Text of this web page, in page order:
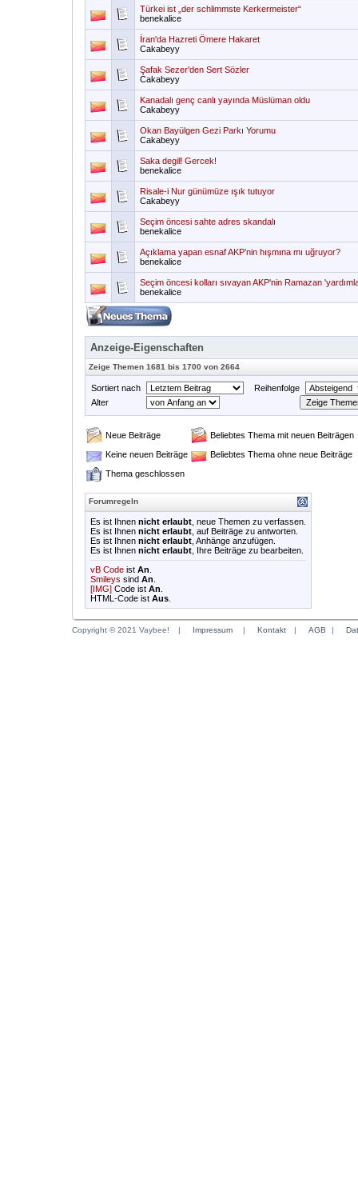
Türkei ist „der schlimmste Kerkermeister“
benekalice
İran'da Hazreti Ömere Hakaret
Cakabeyy
Şafak Sezer'den Sert Sözler
Cakabeyy
Kanadalı genç canlı yayında Müslüman oldu
Cakabeyy
Okan Bayülgen Gezi Parkı Yorumu
Cakabeyy
Saka degil! Gercek!
benekalice
Risale-i Nur günümüze ışık tutuyor
Cakabeyy
Seçim öncesi sahte adres skandalı
benekalice
Açıklama yapan esnaf AKP’nin hışmına mı uğruyor?
benekalice
Seçim öncesi kolları sıvayan AKP'nin Ramazan
benekalice
Anzeige-Eigenschaften
Zeige Themen 1681 bis 1700 von 2664
Sortiert nach
Reihenfolge
Alter
Neue Beiträge
Beliebtes Thema mit neuen Beiträgen
Keine neuen Beiträge
Beliebtes Thema ohne neue Beiträge
Thema geschlossen
Forumregeln
Es ist Ihnen nicht erlaubt , neue Themen zu verfassen.
Es ist Ihnen nicht erlaubt , auf Beiträge zu antworten.
Es ist Ihnen nicht erlaubt , Anhänge anzufügen.
Es ist Ihnen nicht erlaubt , Ihre Beiträge zu bearbeiten.
vB Code ist An
Smileys sind An
[IMG] Code ist An
HTML-Code ist Aus
Copyright © 2021 Vaybee! | Impressum | Kontakt | AGB |